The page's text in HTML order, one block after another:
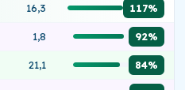
16,3 117%
1,8 92%
21,1 84%